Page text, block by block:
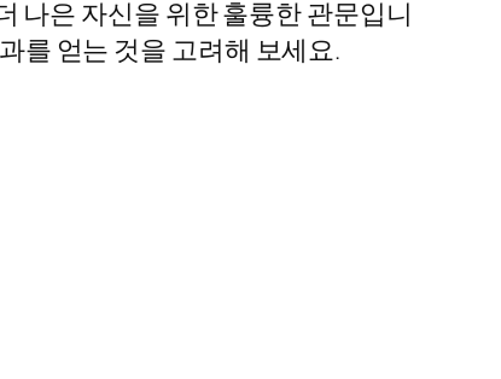
나은 자신을 위한 훌륭한 관문입니
를 얻는 것을 고려해 보세요.